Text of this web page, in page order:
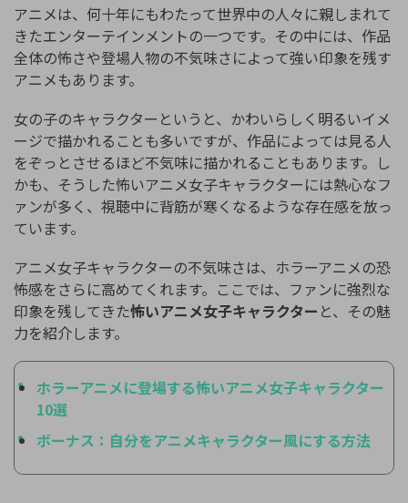
アニメは、何十年にもわたって世界中の人々に親しまれて
きたエンターテインメントの一つです。その中には、作品
全体の怖さや登場人物の不気味さによって強い印象を残す
アニメもあります。
女の子のキャラクターというと、かわいらしく明るいイメ
ージで描かれることも多いですが、作品によっては見る人
をぞっとさせるほど不気味に描かれることもあります。し
かも、そうした怖いアニメ女子キャラクターには熱心なフ
ァンが多く、視聴中に背筋が寒くなるような存在感を放っ
ています。
アニメ女子キャラクターの不気味さは、ホラーアニメの恐
怖感をさらに高めてくれます。ここでは、ファンに強烈な
印象を残してきた怖いアニメ女子キャラクター と、その魅
力を紹介します。
ホラーアニメに登場する怖いアニメ女子キャラクター
10選
ボーナス：自分をアニメキャラクター風にする方法